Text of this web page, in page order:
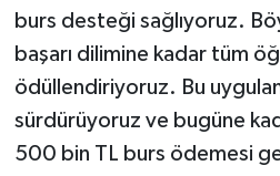
burs desteği sağlıyoruz.
başarı dilimine kadar tüm
ödüllendiriyoruz. Bu
sürdürüyoruz ve bugüne
500 bin TL burs ödemesi